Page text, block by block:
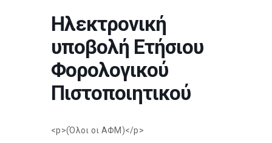
Ηλεκτρονική
υποβολή Ετήσιου
Φορολογικού
Πιστοποιητικού
<p>(Όλοι οι ΑΦΜ)</p>